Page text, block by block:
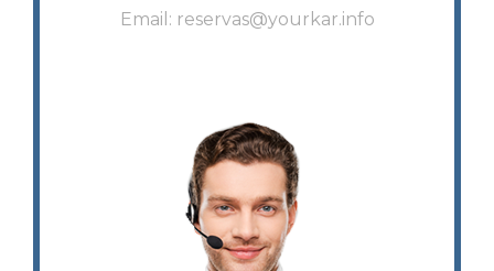
Email: reservas@yourkar.info